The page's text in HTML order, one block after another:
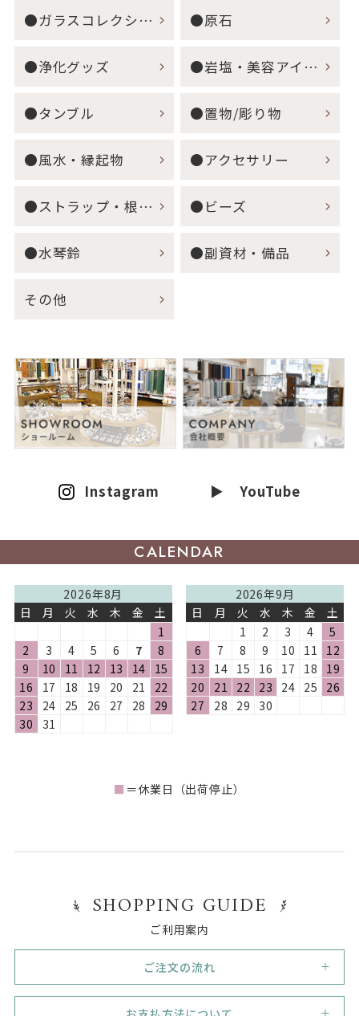
●ガラスコレクション ●原石
●浄化グッズ ●岩塩・美容アイテム
●タンブル ●置物/彫り物
●風水・縁起物 ●アクセサリー
●ストラップ・根付・キーホルダー ●ビーズ
●水琴鈴 ●副資材・備品
その他
Instagram ▶ YouTube
CALENDAR
2026年8月
日
月 火 水 木 金
土
1
2
3 4 5 6 7
8
9
10 11 12 13 14
15
16
17 18 19 20 21
22
23
24 25 26 27 28
29
30
31
2026年9月
日
月 火 水 木 金
土
1
2 3 4
5
6
7 8 9 10 11
12
13
14 15 16 17 18
19
20
21 22 23 24 25
26
27
28 29 30
■ ＝休業日（出荷停止）
SHOPPING GUIDE
ご利用案内
ご注文の流れ
1
新規会員登録